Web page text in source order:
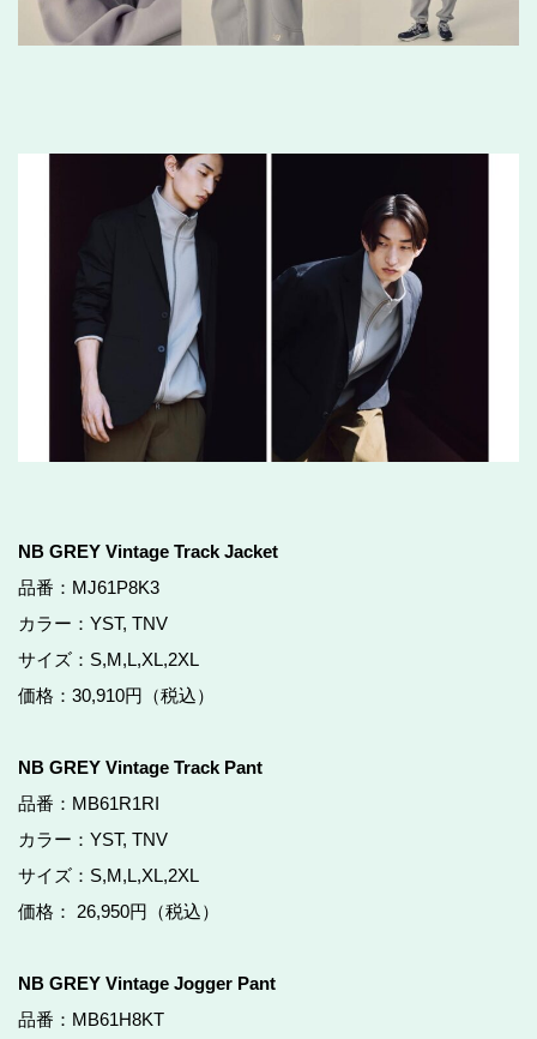
NB GREY Vintage Track Jacket
品番：MJ61P8K3
カラー：YST, TNV
サイズ：S,M,L,XL,2XL
価格：30,910円（税込）
NB GREY Vintage Track Pant
品番：MB61R1RI
カラー：YST, TNV
サイズ：S,M,L,XL,2XL
価格： 26,950円（税込）
NB GREY Vintage Jogger Pant
品番：MB61H8KT